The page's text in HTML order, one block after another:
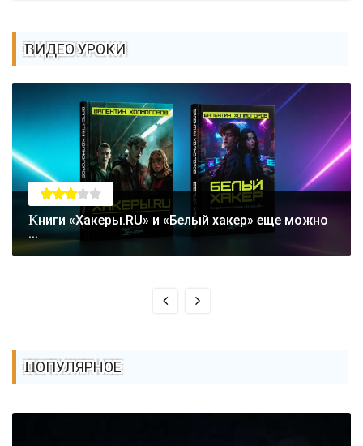
ВИДЕО УРОКИ
Книги «Хакеры.RU» и «Белый хакер» еще можно
...
ПОПУЛЯРНОЕ